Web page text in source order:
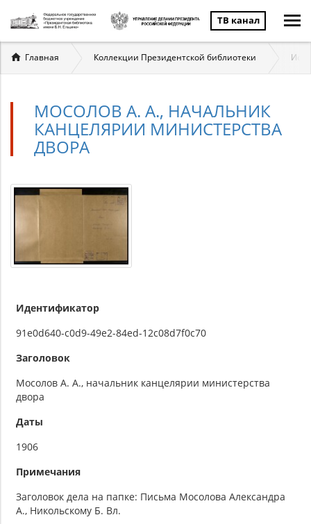
ТВ канал
Вы
здесь
Главная Коллекции Президентской библиотеки
МОСОЛОВ А. А., НАЧАЛЬНИК
КАНЦЕЛЯРИИ МИНИСТЕРСТВА
ДВОРА
Идентификатор
91e0d640-c0d9-49e2-84ed-12c08d7f0c70
Заголовок
Мосолов А. А., начальник канцелярии министерства
двора
Даты
1906
Примечания
Заголовок дела на папке: Письма Мосолова Александра
А., Никольскому Б. Вл.